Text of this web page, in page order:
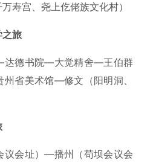
寿宫、尧上仡佬族文化村）
之旅
德书院—大觉精舍—王伯群
省美术馆—修文（阳明洞、
议会址）—播州（苟坝会议会